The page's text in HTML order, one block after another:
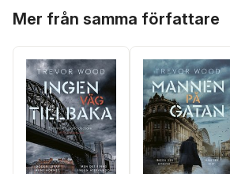
Mer från samma författare